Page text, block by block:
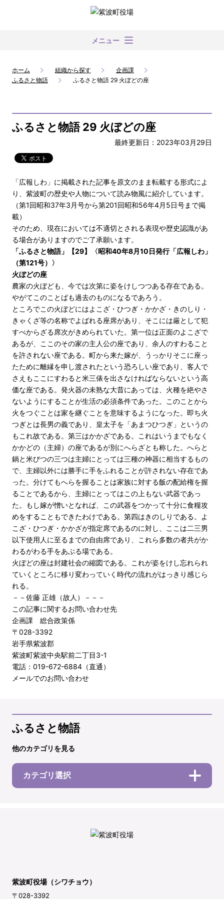
メニュー
ホーム 組織から探す
企画課
ふるさと物語
ふるさと物語 29 火ぼどの座
ふるさと物語 29 火ぼどの座
最終更新日：2023年03月29日
「広報しわ」に掲載された記事を原文のまま転載する形式によ
り、紫波町の歴史や人物について読み物風に紹介しています。
（第1回昭和37年3月号から第201回昭和56年4月5日号まで掲
載）
そのため、現在においては不適切とされる表現や歴史認識があ
る場合がありますのでご了承願います。
「ふるさと物語」【29】〈昭和40年8月10日発行「広報しわ」
（第121号）〉
火ぼどの座
農家の火ぼども、今では次第に姿をけしつつある存在である。
やがてこのことばも過去のものになるであろう。
ところでこの火ぼどにはよこざ・ひつぎ・かかざ・きのしり・
きゃくざ等の名称でよばれる座席があり、そこには厳として犯
すべからざる席次がきめられていた。第一位は正面のよこざで
あるが、ここのその家の主人公の座であり、余人のすわること
を許されない座である。町から来た嫁が、うっかりそこに座っ
たために離縁を申し渡されたという恐ろしい座であり、客人で
さえもここにすわると米三俵を出さなければならないという高
価な座である。発火器の未熟な大昔にあっては、火種を絶やさ
ないようにすることが生活の必須条件であった。このことから
火をつぐことは家を継ぐことを意味するようになった。即ち火
つぎとは長男の義であり、皇太子を「あまつひつぎ」というの
もこれ故である。第三はかかざである。これはいうまでもなく
かかどの（主婦）の座であるが別にへらざとも称した。へらと
鍋と米びつの三つは主婦にとっては三種の神器に相当するもの
で、主婦以外には勝手に手をふれることが許されない存在であ
った。分けてもへらを握ることは家族に対する飯の配給権を握
ることであるから、主婦にとってはこの上もない武器であっ
た。もし嫁が憎いとなれば、この武器をつかって十分に食糧攻
めをすることもできたわけである。第四はきのしりである。よ
こざ・ひつぎ・かかざが指定席であるのに対し、ここは二三男
以下使用人に至るまでの自由席であり、これら多数の者共がか
わるがわる手をあぶる場である。
火ぼどの座は封建社会の縮図である。これが姿をけし忘れられ
ていくところに移り変わっていく時代の流れがはっきり感じら
れる。
－－佐藤 正雄（故人）－－－
この記事に関するお問い合わせ先
企画課 総合政策係
〒028-3392
岩手県紫波郡
紫波町紫波中央駅前二丁目3-1
電話：019-672-6884（直通）
メールでのお問い合わせ
ふるさと物語
他のカテゴリを見る
カテゴリ選択
紫波町役場（シワチョウ）
〒028-3392